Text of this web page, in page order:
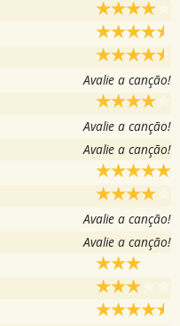
Avalie a canção!
Avalie a canção!
Avalie a canção!
Avalie a canção!
Avalie a canção!